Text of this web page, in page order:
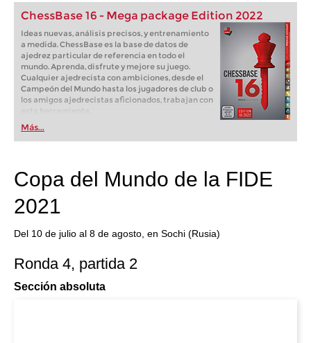
ChessBase 16 - Mega package Edition 2022
Ideas nuevas, análisis precisos, y entrenamiento
a medida. ChessBase es la base de datos de
ajedrez particular de referencia en todo el
mundo. Aprenda, disfrute y mejore su juego.
Cualquier ajedrecista con ambiciones, desde el
Campeón del Mundo hasta los jugadores de club o
los amigos ajedrecistas aficionados, trabajan con
Más...
Copa del Mundo de la FIDE
2021
Del 10 de julio al 8 de agosto, en Sochi (Rusia)
Ronda 4, partida 2
Sección absoluta